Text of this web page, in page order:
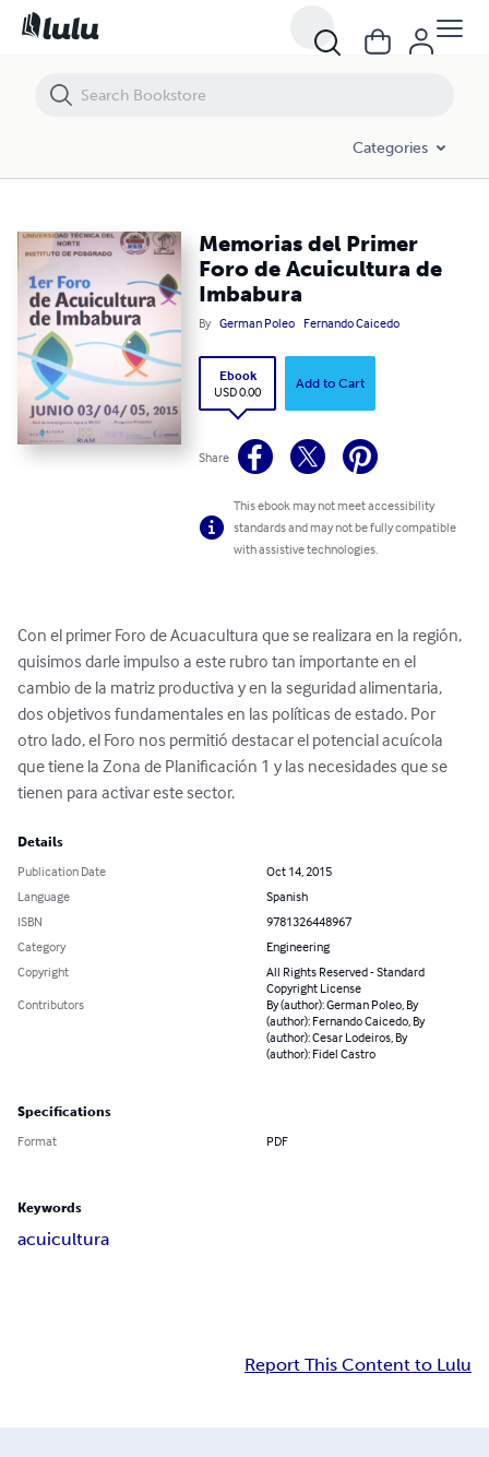
Categories
Memorias del Primer
Foro de Acuicultura de
Imbabura
By German Poleo Fernando Caicedo
Ebook
USD 0.00
Add to Cart
Share
This ebook may not meet accessibility
standards and may not be fully compatible
with assistive technologies.
Con el primer Foro de Acuacultura que se realizara en la región,
quisimos darle impulso a este rubro tan importante en el
cambio de la matriz productiva y en la seguridad alimentaria,
dos objetivos fundamentales en las políticas de estado. Por
otro lado, el Foro nos permitió destacar el potencial acuícola
que tiene la Zona de Planificación 1 y las necesidades que se
tienen para activar este sector.
Details
Publication Date
Oct 14, 2015
Language
Spanish
ISBN
9781326448967
Category
Engineering
Copyright
All Rights Reserved - Standard
Copyright License
Contributors
By (author): German Poleo, By
(author): Fernando Caicedo, By
(author): Cesar Lodeiros, By
(author): Fidel Castro
Specifications
Format PDF
Keywords
acuicultura
Report This Content to Lulu
Memorias del Primer Foro de Acuicultura de Imbabura